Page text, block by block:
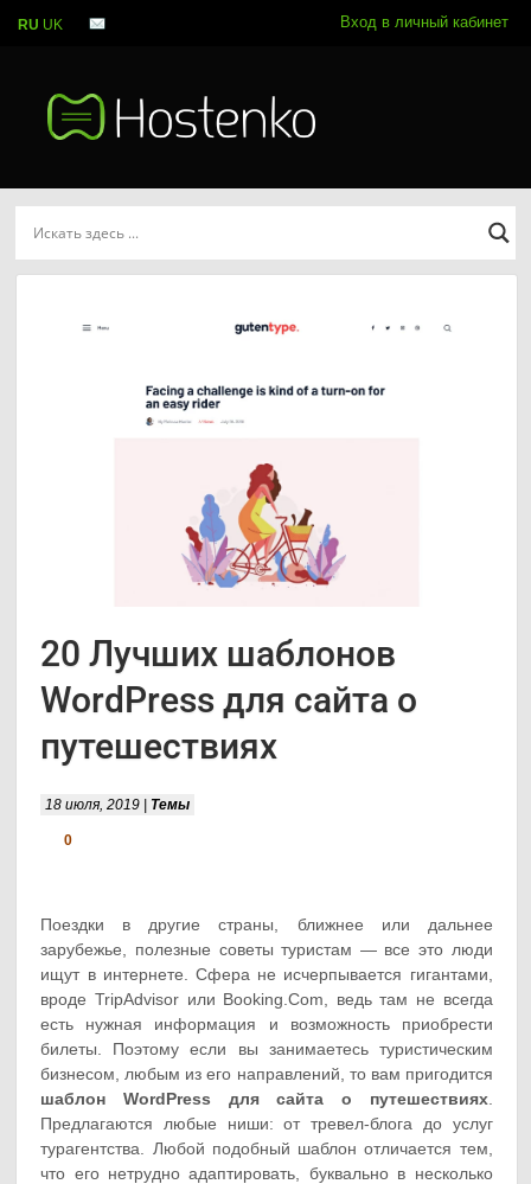
Вход в личный кабинет
20 Лучших шаблонов
WordPress для сайта о
путешествиях
18 июля, 2019 | Темы
0
Поездки в другие страны, ближнее или дальнее
зарубежье, полезные советы туристам — все это люди
ищут в интернете. Сфера не исчерпывается гигантами,
вроде TripAdvisor или Booking.Com, ведь там не всегда
есть нужная информация и возможность приобрести
билеты. Поэтому если вы занимаетесь туристическим
бизнесом, любым из его направлений, то вам пригодится
шаблон WordPress для сайта о путешествиях.
Предлагаются любые ниши: от тревел-блога до услуг
турагентства. Любой подобный шаблон отличается тем,
что его нетрудно адаптировать, буквально в несколько
RU UK